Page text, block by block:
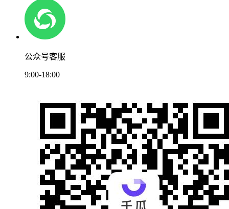
公众号客服
9:00-18:00